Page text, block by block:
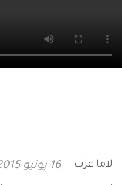
لاما عزت 16 يونيو 2015